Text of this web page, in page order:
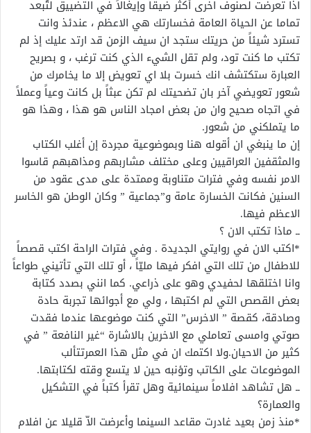
اذا تعرضت لصنوف اخرى أكثر ضيقاً وإيغالاً في التضييق لتُبعد
تماما عن الحياة العامة فخسارتك هي الاعظم ، عندئذ وانت
تسترد شيئاً من حريتك ستجد ان سيف الزمن قد ارتد عليك إذ لم
تكتب ما كنت تود، ولم تقل الشيء الذي كنت ترغب ، و بصريح
العبارة ستكتشف انك خسرت بلا اي تعويض إلا ما يخامرك من
شعور تعويضي آخر بان تضحيتك لم تكن عبثاً بل كانت وعياً وعملاً
في اتجاه صحيح وان من بعض امجاد الناس هو هذا ، وهذا هو
ما يتملكني من شعور.
إن ما ينبغي ان أقوله هنا وبموضوعية مجردة إن أغلب الكتاب
والمثقفين العراقيين وعلى مختلف مشاربهم ومذاهبهم قاسوا
الامر نفسه وفي فترات متناوبة وممتدة على مدى عقود من
السنين فكانت الخسارة عامة و”جماعية ” وكان الوطن هو الخاسر
الاعظم فيها.
ــ ماذا تكتب الان ؟
*اكتب الان في روايتي الجديدة . وفي فترات الراحة اكتب قصصاً
للاطفال من تلك التي افكر فيها مليّاً ، أو تلك التي تأتيني طواعاً
وانا اختلقها لحفيدي وهو على ذراعي. كما انني بصدد كتابة
بعض القصص التي لم اكتبها ، ولي مع أجوائها تجربة حادة
وصادقة، كقصة ” الاخرس” التي كنت موضوعها عندما فقدت
صوتي وامسى تعاملي مع الاخرين بالاشارة “غير النافعة ” في
كثير من الاحيان.ولا اكتمك ان في مثل هذا العمرتتألب
الموضوعات على الكاتب وتؤنبه حين لا يتسع وقته لكتابتها.
ــ هل تشاهد افلاماً سينمائية وهل تقرأ كتباً في التشكيل
والعمارة؟
*منذ زمن بعيد غادرت مقاعد السينما وأعرضت الاّ قليلا عن افلام